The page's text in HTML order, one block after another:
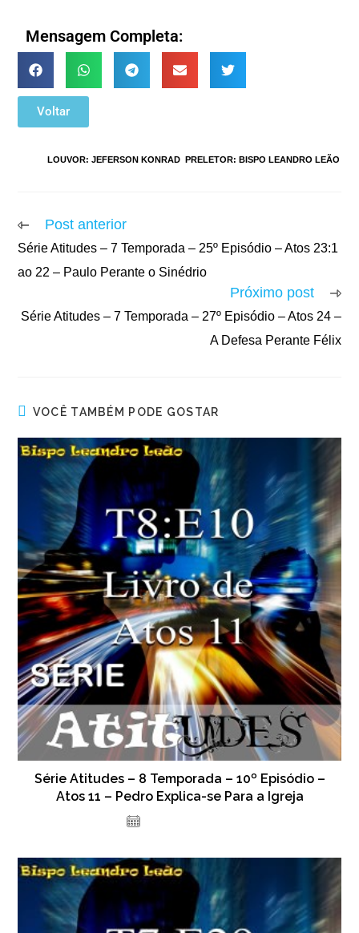
Mensagem Completa:
Voltar
:LOUVOR: JEFERSON KONRAD PRELETOR: BISPO LEANDRO LEÃO
Post anterior
Série Atitudes – 7 Temporada – 25º Episódio – Atos 23:1
ao 22 – Paulo Perante o Sinédrio
Próximo post
Série Atitudes – 7 Temporada – 27º Episódio – Atos 24 –
A Defesa Perante Félix
VOCÊ TAMBÉM PODE GOSTAR
Série Atitudes – 8 Temporada – 10º Episódio –
Atos 11 – Pedro Explica-se Para a Igreja